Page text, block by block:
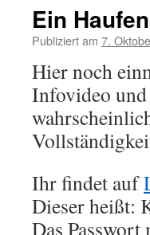
Ein
Publiziert am 7.
Hier noch
Infovideo und
Ihr findet auf
Dieser heißt:
Das